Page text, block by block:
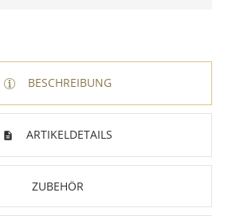
BESCHREIBUNG
ARTIKELDETAILS
ZUBEHÖR